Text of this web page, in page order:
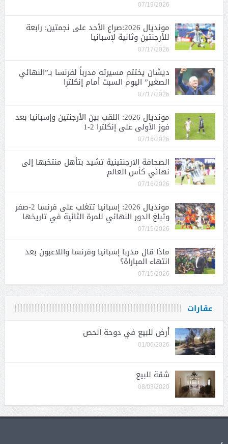
07/19/2026
مونديال 2026:صراع الأحد على نجمتين: رابعة
للأرجنتين وثانية لإسبانيا
07/17/2026
ديشان يختتم مسيرته مدرباً لفرنسا بـ”النهائي
الصغير” اليوم السبت أمام إنكلترا
07/17/2026
مونديال 2026: اللقب بين الأرجنتين وإسبانيا بعد
فوز الأولى على إنكلترا 2-1
07/16/2026
الصحافة الارجنتينية تشيد بتأهل منتخبها إلى
نهائي كأس العالم
07/16/2026
مونديال 2026: إسبانيا تتغلب على فرنسا 2-صفر
وتبلغ الدور النهائي للمرة الثانية في تاريخها
07/15/2026
ماذا قال مدربا إسبانيا وفرنسا واللاعبون بعد
انتهاء المباراة؟
07/15/2026
عقارات
أرض للبيع في دوحة الحص
01/06/2026
شقة للبيع
08/03/2020